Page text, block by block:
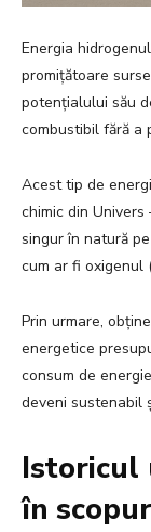
Energia
promițătoare
potențialului său
combustibil fără a
Acest tip de
chimic din
singur în natură
cum ar fi oxigenul
Prin urmare,
energetice
consum de
deveni sustenabil
Istoricul
în